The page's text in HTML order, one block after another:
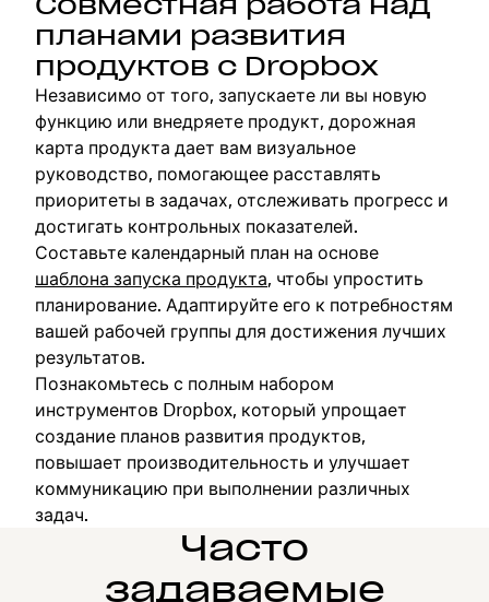
планами развития
продуктов с Dropbox
Независимо от того, запускаете ли вы новую
функцию или внедряете продукт, дорожная
карта продукта дает вам визуальное
руководство, помогающее расставлять
приоритеты в задачах, отслеживать прогресс и
достигать контрольных показателей.
Составьте календарный план на основе
шаблона запуска продукта, чтобы упростить
планирование. Адаптируйте его к потребностям
вашей рабочей группы для достижения лучших
результатов.
Познакомьтесь с полным набором
инструментов Dropbox, который упрощает
создание планов развития продуктов,
повышает производительность и улучшает
коммуникацию при выполнении различных
задач.
Часто
задаваемые